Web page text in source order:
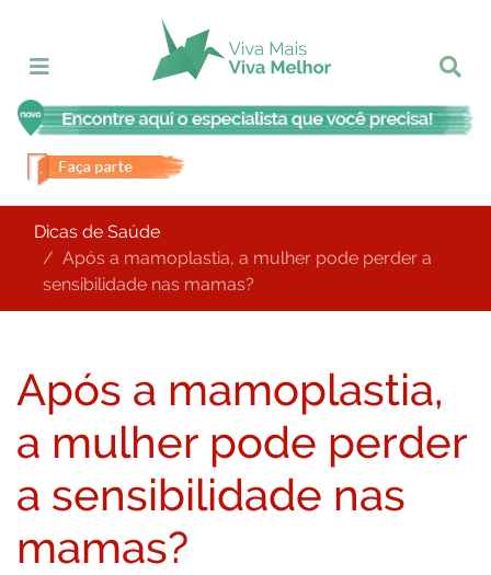
Dicas de Saúde
Após a mamoplastia, a mulher pode perder a
sensibilidade nas mamas?
Após a mamoplastia,
a mulher pode perder
a sensibilidade nas
mamas?